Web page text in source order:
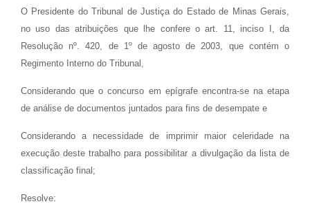
O Presidente do Tribunal de Justiça do Estado de Minas Gerais,
no uso das atribuições que lhe confere o art. 11, inciso I, da
Resolução nº. 420, de 1º de agosto de 2003, que contém o
Regimento Interno do Tribunal,
Considerando que o concurso em epígrafe encontra-se na etapa
de análise de documentos juntados para fins de desempate e
Considerando a necessidade de imprimir maior celeridade na
execução deste trabalho para possibilitar a divulgação da lista de
classificação final;
Resolve: